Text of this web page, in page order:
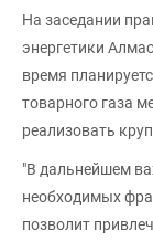
На заседании
энергетики
время
товарного газа
реализовать
"В дальнейшем
необходимых
позволит